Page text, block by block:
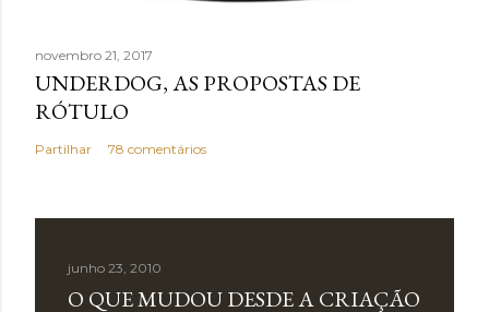
novembro 21, 2017
UNDERDOG, AS PROPOSTAS DE
RÓTULO
Partilhar 78 comentários
junho 23, 2010
O QUE MUDOU DESDE A CRIAÇÃO